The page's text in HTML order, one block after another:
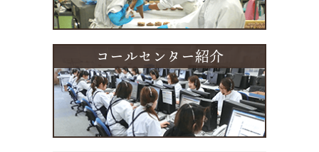
コールセンター紹介